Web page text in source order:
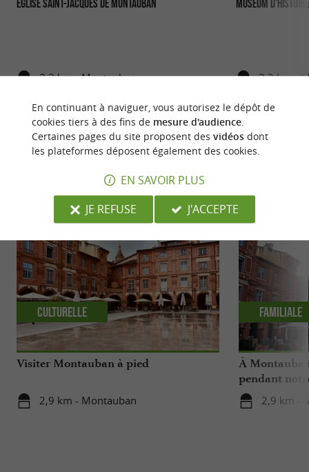
Église Saint-Jacques de Montauban
3,2 km - Montauban
Muséum
3,3 km -
NOUS AVONS TESTÉPOUR VOUS
Visiter Montauban à pied
2,9 km - Montauban
Culturelle
À
pendant
2,9 km -
Familiale
En continuant à naviguer, vous autorisez le dépôt de
cookies tiers à des fins de mesure d'audience.
Certaines pages du site proposent des vidéosdont
les plateformes déposent également des cookies.
EN SAVOIR PLUS
JE REFUSE
J'ACCEPTE